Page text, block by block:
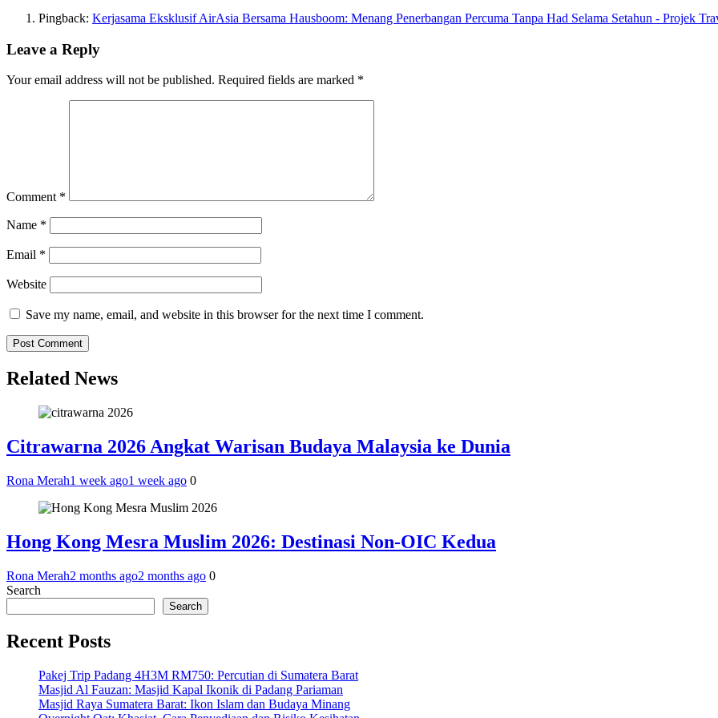
Pingback: Kerjasama Eksklusif AirAsia Bersama Hausboom: Menang Penerbangan Percuma Tanpa Had Selama Setahun - Projek
Leave a Reply
Your email address will not be published. Required fields are marked *
Comment *
Name *
Email *
Website
Save my name, email, and website in this browser for the next time I comment.
Related News
Citrawarna 2026 Angkat Warisan Budaya Malaysia ke Dunia
Rona Merah1 week ago1 week ago 0
Hong Kong Mesra Muslim 2026: Destinasi Non-OIC Kedua
Rona Merah2 months ago2 months ago 0
Search
Search
Recent Posts
Pakej Trip Padang 4H3M RM750: Percutian di Sumatera Barat
Masjid Al Fauzan: Masjid Kapal Ikonik di Padang Pariaman
Masjid Raya Sumatera Barat: Ikon Islam dan Budaya Minang